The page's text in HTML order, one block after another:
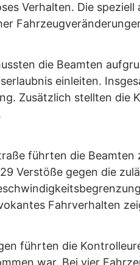
Verhalten. Die
die Beamten
einleiten.
Zusätzlich stellten die
führten die
Verstöße gegen die
Fahrverhalten
führten die